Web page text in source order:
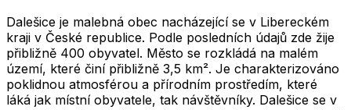
Dalešice je malebná obec nacházející se v Libereckém
kraji v České republice. Podle posledních údajů zde žije
přibližně 400 obyvatel. Město se rozkládá na malém
území, které činí přibližně 3,5 km². Je charakterizováno
poklidnou atmosférou a přírodním prostředím, které
láká jak místní obyvatele, tak návštěvníky. Dalešice se v